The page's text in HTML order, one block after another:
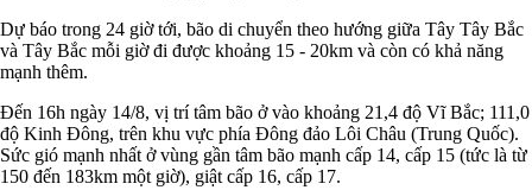
Dự báo trong 24 giờ tới, bão di chuyển theo hướng giữa Tây Tây Bắc
và Tây Bắc mỗi giờ đi được khoảng 15 - 20km và còn có khả năng
mạnh thêm.
Đến 16h ngày 14/8, vị trí tâm bão ở vào khoảng 21,4 độ Vĩ Bắc; 111,0
độ Kinh Đông, trên khu vực phía Đông đảo Lôi Châu (Trung Quốc).
Sức gió mạnh nhất ở vùng gần tâm bão mạnh cấp 14, cấp 15 (tức là từ
150 đến 183km một giờ), giật cấp 16, cấp 17.